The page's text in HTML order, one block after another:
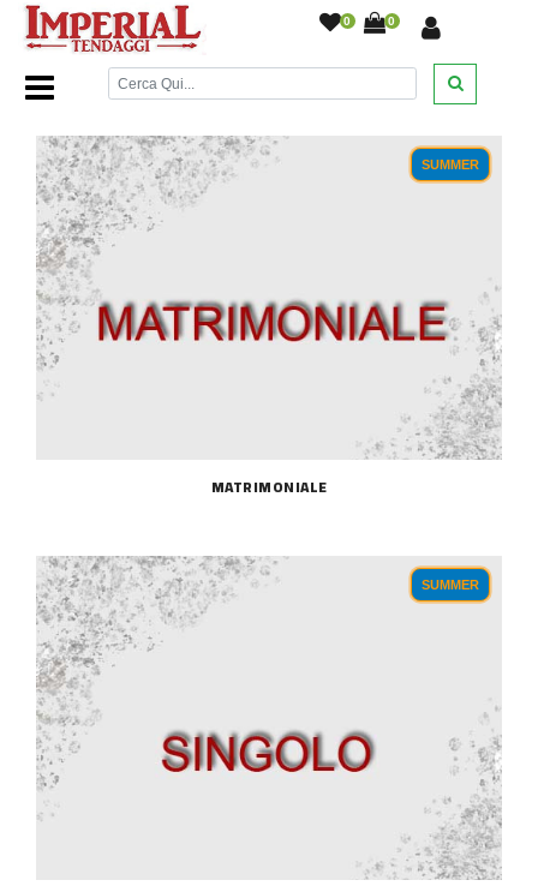
0 0
Home Page/Letto/Trapunte Primaverili/
SUMMER
MATRIMONIALE
SUMMER